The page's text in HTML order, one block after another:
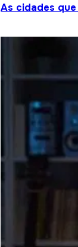
As cidades